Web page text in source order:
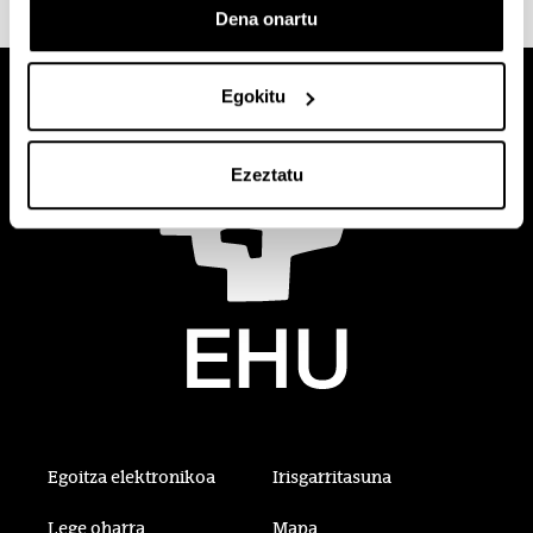
Dena onartu
Egokitu
Ezeztatu
Egoitza elektronikoa Irisgarritasuna
Lege oharra Mapa